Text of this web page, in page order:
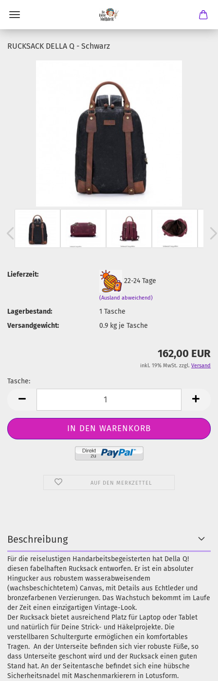
RUCKSACK DELLA Q - Schwarz
Lieferzeit:
22-24 Tage
(Ausland abweichend)
Lagerbestand: 1Tasche
Versandgewicht:
0.9 kg je Tasche
162,00 EUR
inkl. 19% MwSt. zzgl. Versand
Tasche:
AUF DEN MERKZETTEL
Beschreibung
Für die reiselustigen Handarbeitsbegeisterten hat Della Q!
diesen fabelhaften Rucksack entworfen. Er ist ein absoluter
Hingucker aus robustem wasserabweisendem
(wachsbeschichtetem) Canvas, mit Details aus Echtleder und
bronzefarbenen Verzierungen. Das Wachstuch bekommt im Laufe
der Zeit einen einzigartigen Vintage-Look.
Der Rucksack bietet ausreichend Platz für Laptop oder Tablet
und natürlich für Deine Strick- und Häkelprojekte. Die
verstellbaren Schultergurte ermöglichen ein komfortables
Tragen. An der Unterseite befinden sich vier robuste Füße, so
dass Unterseite geschont wird und der Rucksack einen guten
Stand hat. An der Seitentasche befindet sich eine hübsche
Sicherheitsnadel mit Maschenmarkierern in Lotusform.